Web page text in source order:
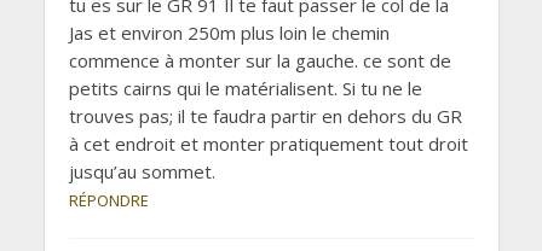
tu es sur le GR 91 Il te faut passer le col de la
Jas et environ 250m plus loin le chemin
commence à monter sur la gauche. ce sont de
petits cairns qui le matérialisent. Si tu ne le
trouves pas; il te faudra partir en dehors du GR
à cet endroit et monter pratiquement tout droit
jusqu’au sommet.
RÉPONDRE